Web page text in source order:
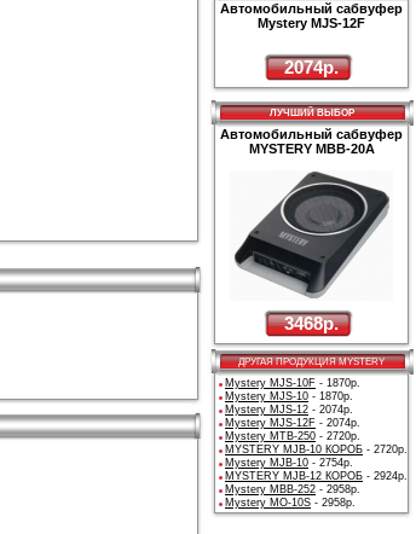
Автомобильный сабвуфер
Mystery MJS-12F
2074р.
ЛУЧШИЙ ВЫБОР
Автомобильный сабвуфер
MYSTERY MBB-20A
3468р.
ДРУГАЯ ПРОДУКЦИЯ MYSTERY
Mystery MJS-10F - 1870р.
Mystery MJS-10 - 1870р.
Mystery MJS-12 - 2074р.
Mystery MJS-12F - 2074р.
Mystery MTB-250 - 2720р.
MYSTERY MJB-10 КОРОБ - 2720р.
Mystery MJB-10 - 2754р.
MYSTERY MJB-12 КОРОБ - 2924р.
Mystery MBB-252 - 2958р.
Mystery MO-10S - 2958р.